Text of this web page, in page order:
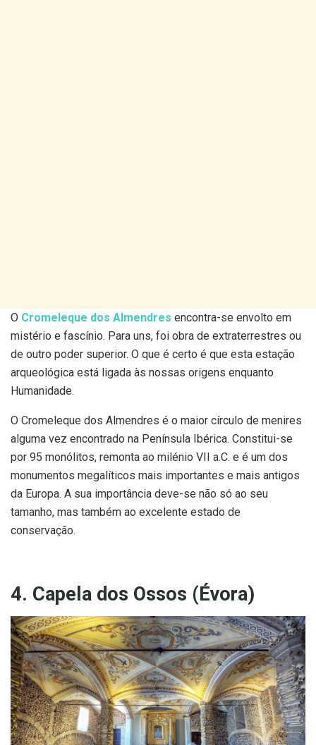
O Cromeleque dos Almendres encontra-se envolto em
mistério e fascínio. Para uns, foi obra de extraterrestres ou
de outro poder superior. O que é certo é que esta estação
arqueológica está ligada às nossas origens enquanto
Humanidade.
O Cromeleque dos Almendres é o maior círculo de menires
alguma vez encontrado na Península Ibérica. Constitui-se
por 95 monólitos, remonta ao milénio VII a.C. e é um dos
monumentos megalíticos mais importantes e mais antigos
da Europa. A sua importância deve-se não só ao seu
tamanho, mas também ao excelente estado de
conservação.
4. Capela dos Ossos (Évora)